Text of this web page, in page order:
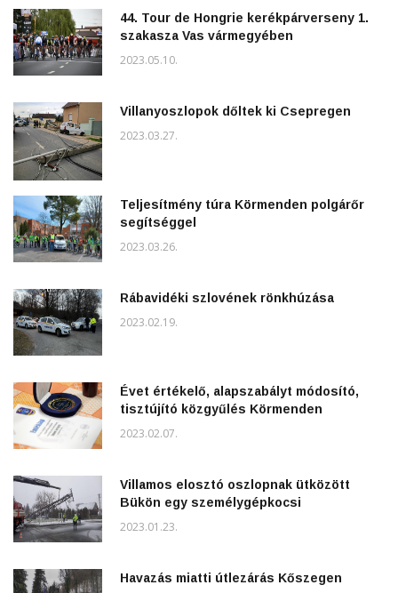
44. Tour de Hongrie kerékpárverseny 1.
szakasza Vas vármegyében
2023.05.10.
Villanyoszlopok dőltek ki Csepregen
2023.03.27.
Teljesítmény túra Körmenden polgárőr
segítséggel
2023.03.26.
Rábavidéki szlovének rönkhúzása
2023.02.19.
Évet értékelő, alapszabályt módosító,
tisztújító közgyűlés Körmenden
2023.02.07.
Villamos elosztó oszlopnak ütközött
Bükön egy személygépkocsi
2023.01.23.
Havazás miatti útlezárás Kőszegen